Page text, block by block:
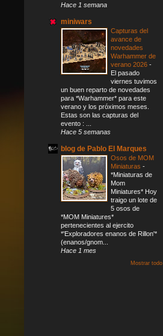
Hace 1 semana
miniwars
Capturas del
avance de
novedades
Warhammer de
verano 2026 -
El pasado
viernes tuvimos
un buen reparto de novedades
para *Warhammer* para este
verano y los próximos meses.
Estas son las capturas del
evento : ...
Hace 5 semanas
blog de Pablo El Marques
Osos de MOM
Miniaturas -
*Miniaturas de
Mom
Miniatures* Hoy
traigo un lote de
5 osos de
*MOM Miniatures*
pertenecientes al ejercito
*'Exploradores enanos de Rillon'*
(enanos/gnom...
Hace 1 mes
Mostrar todo